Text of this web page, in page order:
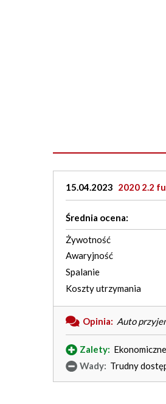
15.04.2023 2020 2.2
Średnia ocena:
Żywotność
Awaryjność
Spalanie
Koszty utrzymania
Opinia: Auto
Zalety:
Wady: Trudny